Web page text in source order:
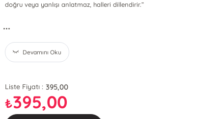
doğru veya yanlışı anlatmaz, halleri dillendirir.”
...
Devamını Oku
Liste Fiyatı : 395,00
₺395,00